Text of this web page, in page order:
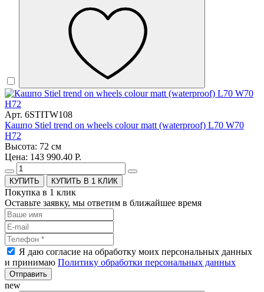
Арт. 6STITW108
Кашпо Stiel trend on wheels colour matt (waterproof) L70 W70
H72
Высота: 72 см
Цена: 143 990.40 Р.
КУПИТЬ В 1 КЛИК
Покупка в 1 клик
Оставьте заявку, мы ответим в ближайшее время
Я даю согласие на обработку моих персональных данных
и принимаю Политику обработки персональных данных
Отправить
new